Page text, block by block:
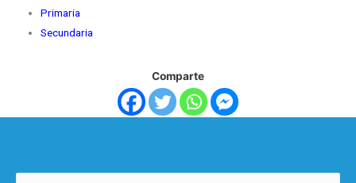
Primaria
Secundaria
Comparte